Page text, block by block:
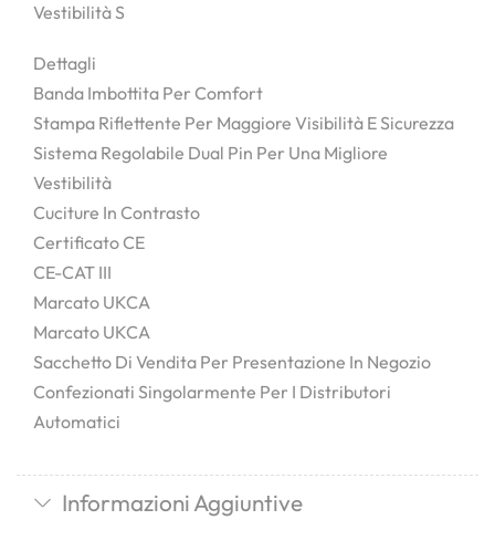
Vestibilità S
Dettagli
Banda Imbottita Per Comfort
Stampa Riflettente Per Maggiore Visibilità E Sicurezza
Sistema Regolabile Dual Pin Per Una Migliore
Vestibilità
Cuciture In Contrasto
Certificato CE
CE-CAT III
Marcato UKCA
Marcato UKCA
Sacchetto Di Vendita Per Presentazione In Negozio
Confezionati Singolarmente Per I Distributori
Automatici
Informazioni Aggiuntive